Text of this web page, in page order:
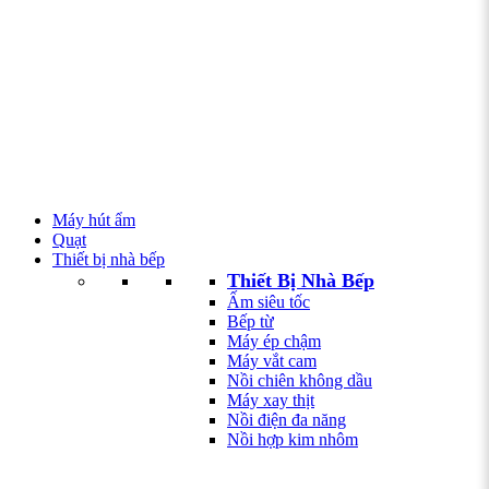
Máy hút ẩm
Quạt
Thiết bị nhà bếp
Thiết Bị Nhà Bếp
Ấm siêu tốc
Bếp từ
Máy ép chậm
Máy vắt cam
Nồi chiên không dầu
Máy xay thịt
Nồi điện đa năng
Nồi hợp kim nhôm